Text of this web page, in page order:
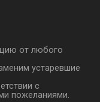
от любого
устаревшие
с
пожеланиями.